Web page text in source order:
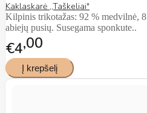
Kaklaskarė ,,Taškeliai"
Kilpinis trikotažas: 92 % medvilnė,
abiejų pusių. Susegama sponkute..
€4 00